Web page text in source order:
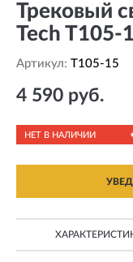
Трековый
Tech T105-
Артикул: T105-15
4 590 руб.
НЕТ В НАЛИЧИИ